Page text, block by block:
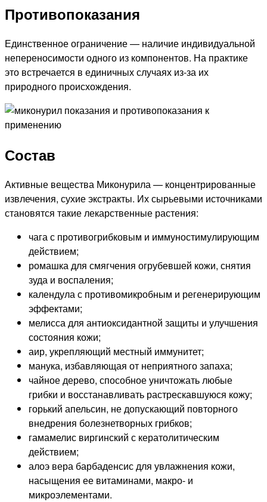
Противопоказания
Единственное ограничение — наличие индивидуальной
непереносимости одного из компонентов. На практике
это встречается в единичных случаях из-за их
природного происхождения.
Состав
Активные вещества Миконурила — концентрированные
извлечения, сухие экстракты. Их сырьевыми источниками
становятся такие лекарственные растения:
чага с противогрибковым и иммуностимулирующим
действием;
ромашка для смягчения огрубевшей кожи, снятия
зуда и воспаления;
календула с противомикробным и регенерирующим
эффектами;
мелисса для антиоксидантной защиты и улучшения
состояния кожи;
аир, укрепляющий местный иммунитет;
манука, избавляющая от неприятного запаха;
чайное дерево, способное уничтожать любые
грибки и восстанавливать растрескавшуюся кожу;
горький апельсин, не допускающий повторного
внедрения болезнетворных грибков;
гамамелис виргинский с кератолитическим
действием;
алоэ вера барбаденсис для увлажнения кожи,
насыщения ее витаминами, макро- и
микроэлементами.